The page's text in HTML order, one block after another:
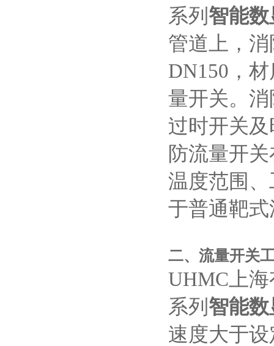
系列 智能
管道上，
DN150，
量开关。
过时开关
防流量开
温度范围
于普通靶
二、流量开关
UHMC上
系列 智能
速度大于